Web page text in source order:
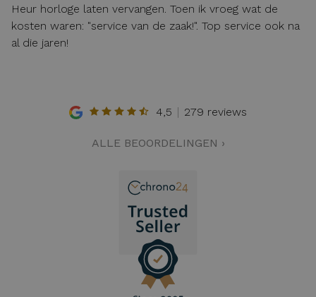
Heur horloge laten vervangen. Toen ik vroeg wat de
kosten waren: "service van de zaak!". Top service ook na
al die jaren!
4,5 279 reviews
ALLE BEOORDELINGEN ›